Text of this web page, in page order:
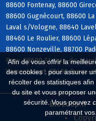
Afin de vous offrir la
des cookies : pour assurer
récolter des statistiques
du site et vous proposer
sécurité. Vous pouvez
paramétrant
88600 Fontenay, 88600
88600 Gugnécourt, 88600
Laval s/Vologne, 88640
88460 Le Roulier, 88600
88600 Nonzeville, 88700
Prey, 88600 St-Jean-du-
Xamontarupt, 88450 Evaux-
Biocoop.fr